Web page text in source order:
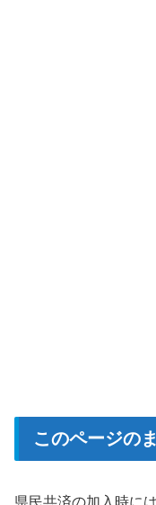
このページの